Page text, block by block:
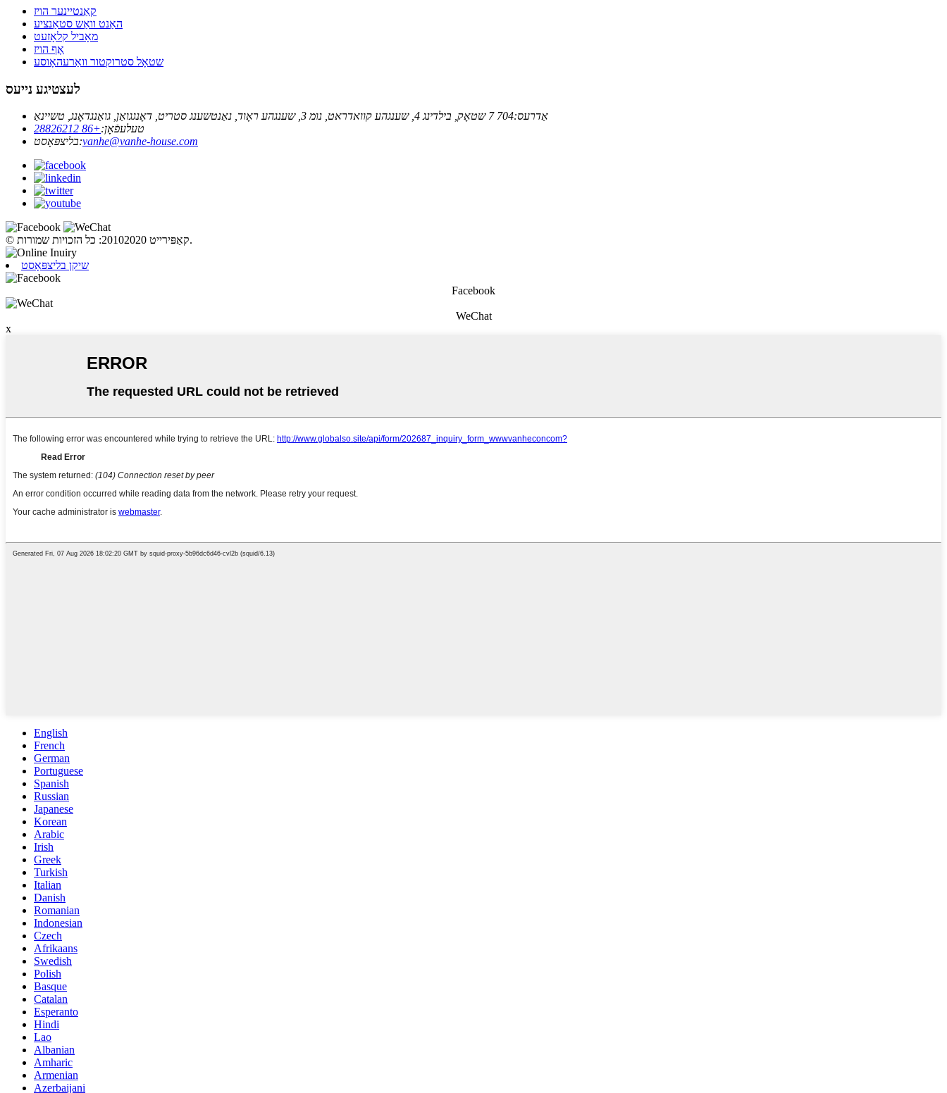
קאַנטיינער הויז
האַנט וואַש סטאַנציע
מאָביל קלאָזעט
אָף הויז
שטאָל סטרוקטור וואַרעהאָוסע
לעצטיגע נייעס
אַדרעס:704 7 שטאָק, בילדינג 4, שענגהע קוואדראט, נומ 3, שענגהע ראָוד, נאַנטשענג סטריט, דאָנגגואַן, גואַנגדאָנג, טשיינאַ
טעלעפֿאָן:+86 28826212
בליצפּאָסט:vanhe@vanhe-house.com
© קאַפּירייט 20102020: כל הזכויות שמורות.
שיקן בליצפּאָסט
Facebook
WeChat
x
English
French
German
Portuguese
Spanish
Russian
Japanese
Korean
Arabic
Irish
Greek
Turkish
Italian
Danish
Romanian
Indonesian
Czech
Afrikaans
Swedish
Polish
Basque
Catalan
Esperanto
Hindi
Lao
Albanian
Amharic
Armenian
Azerbaijani